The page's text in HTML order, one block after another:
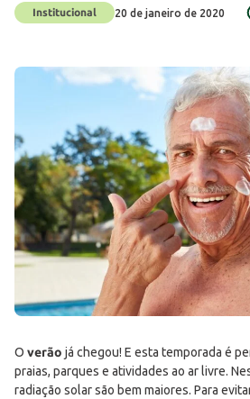
Buscar
20 de janeiro de 2020
Institucional
O verão já chegou! E esta temporada é
praias, parques e atividades ao ar livre.
radiação solar são bem maiores. Para